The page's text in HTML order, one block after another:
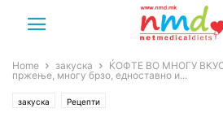
Home закуска
ЌОФТЕ ВО МНОГУ
пржење, многу брзо, едноставно и...
закуска Рецепти